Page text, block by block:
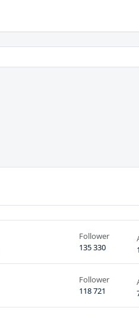
Follower
135 330
Follower
118 721